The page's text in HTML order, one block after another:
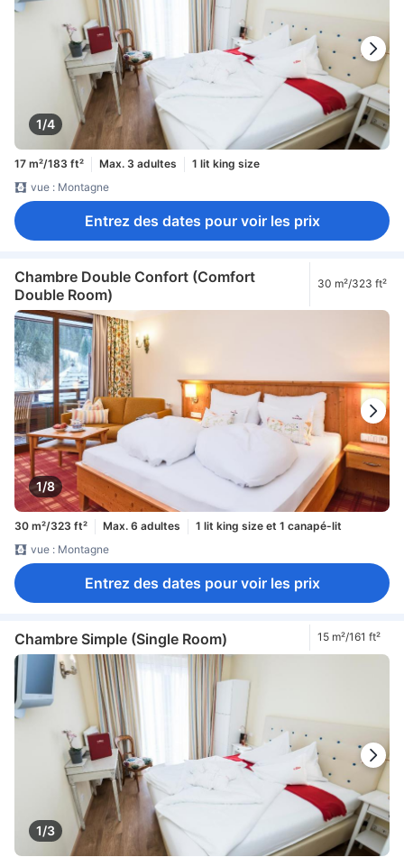
1/4
17 m²/183 ft² Max. 3 adultes
1 lit king size
vue : Montagne
Entrez des dates pour voir les prix
Chambre Double Confort (Comfort
Double Room)
30 m²/323 ft²
1/8
30 m²/323 ft² Max. 6 adultes
1 lit king size et 1 canapé-lit
vue : Montagne
Entrez des dates pour voir les prix
Chambre Simple (Single Room) 15 m²/161 ft²
1/3